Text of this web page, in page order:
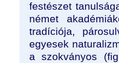
festészet
német
tradíciója,
egyesek
a szokványos